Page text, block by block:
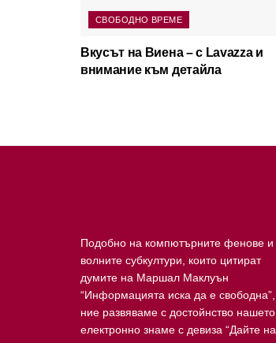
СВОБОДНО ВРЕМЕ
Вкусът на Виена – с Lavazza и
внимание към детайла
Подобно на компютърните фенове и
волните субкултури, които цитират
думите на Маршал Маклуън
“Информацията иска да е свободна”,
ние развяваме с достойнство нашето
електронно знаме с девиза “Дайте на